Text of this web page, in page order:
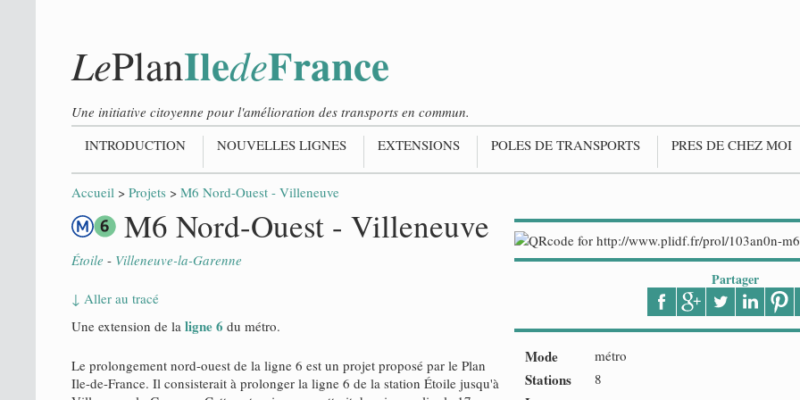
LePlanIledeFrance
Une initiative citoyenne pour l'amélioration des transports en commun.
INTRODUCTION
NOUVELLES LIGNES EXTENSIONS POLES DE TRANSPORTS PRES DE CHEZ MOI
Accueil > Projets > M6 Nord-Ouest - Villeneuve
Partager
Mode métro
Stations 8
M6 Nord-Ouest - Villeneuve
Étoile - Villeneuve-la-Garenne
↓ Aller au tracé
Une extension de la ligne 6 du métro.
Le prolongement nord-ouest de la ligne 6 est un projet proposé par le Plan
Ile-de-France. Il consisterait à prolonger la ligne 6 de la station Étoile jusqu'à